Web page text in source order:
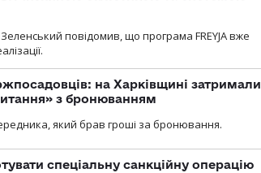
повідомив, що програма FREYJA вже
на Харківщині затримали
з бронюванням
який брав гроші за бронювання.
спеціальну санкційну операцію